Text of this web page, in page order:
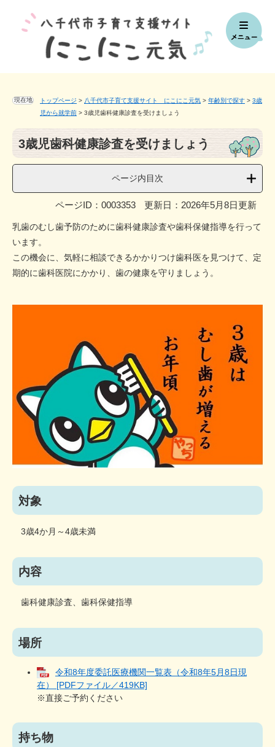
す。現在地 トップページ > 八千代市子育て支援サイト にこにこ元気 > 年齢別で探す > 3歳
児から就学前 > 3歳児歯科健康診査を受けましょう
文3歳児歯科健康診査を受けましょう
ページ内目次
ページID：0003353 更新日：2026年5月8日更新
乳歯のむし歯予防のために歯科健康診査や歯科保健指導を行って
います。
この機会に、気軽に相談できるかかりつけ歯科医を見つけて、定
期的に歯科医院にかかり、歯の健康を守りましょう。
対象
3歳4か月～4歳未満
内容
歯科健康診査、歯科保健指導
場所
令和8年度委託医療機関一覧表（令和8年5月8日現
在） [PDFファイル／419KB]
※直接ご予約ください
持ち物